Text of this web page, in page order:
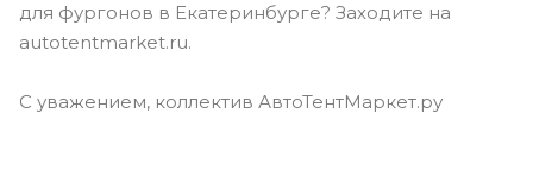
для фургонов в Екатеринбурге? Заходите на
autotentmarket.ru.
С уважением, коллектив АвтоТентМаркет.ру